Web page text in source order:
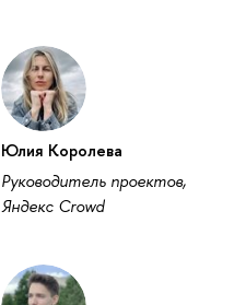
Юлия Королева
Руководитель проектов,
Яндекс Crowd